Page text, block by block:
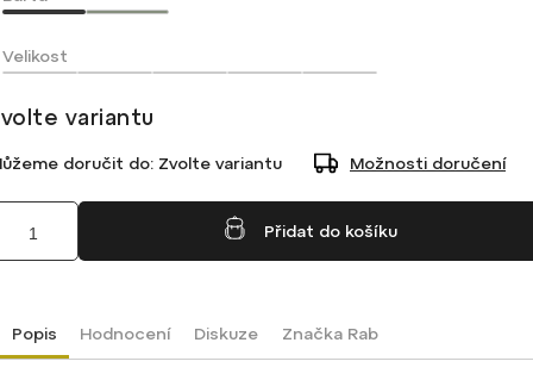
Velikost
variantu
doručit do: Zvolte variantu Možnosti doručení
Přidat do košíku
Popis Hodnocení Diskuze ZnačkaRab